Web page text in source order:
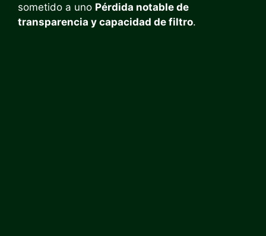
sometido a uno Pérdida notable de
transparencia y capacidad de filtro.